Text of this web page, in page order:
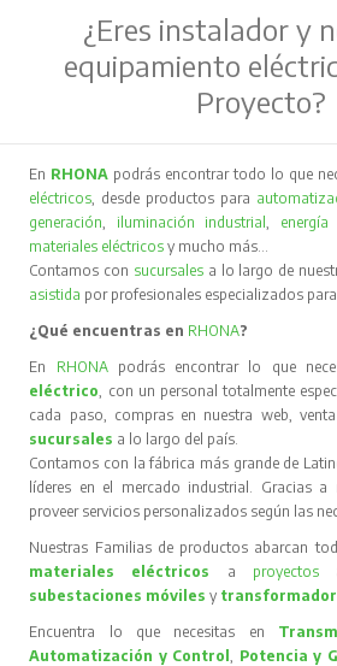
¿Eres instalador y
equipamiento
Proyecto?
En RHONA podrás encontrar todo lo que
eléctricos , desde productos para
generación
iluminación industrial energía
materiales eléctricos y mucho más…
Contamos con sucursales a lo largo de
asistida por profesionales especializados
¿Qué encuentras en RHONA?
En RHONA podrás encontrar lo que
eléctrico , con un personal totalmente
cada paso, compras en nuestra web,
sucursales a lo largo del país.
Contamos con la fábrica más grande de
líderes en el mercado industrial. Gracias
proveer servicios personalizados según las
Nuestras Familias de productos abarcan
materiales eléctricos
a proyectos
subestaciones móvilesy
Encuentra lo que necesitas en
Automatización y Control
Potencia y